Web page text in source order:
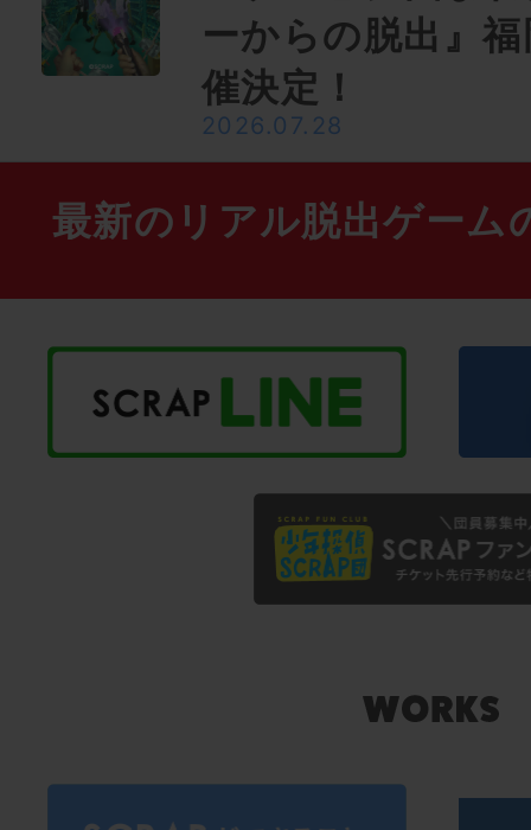
ーからの脱出』
催決定！
2026.07.28
最新のリアル脱出ゲーム